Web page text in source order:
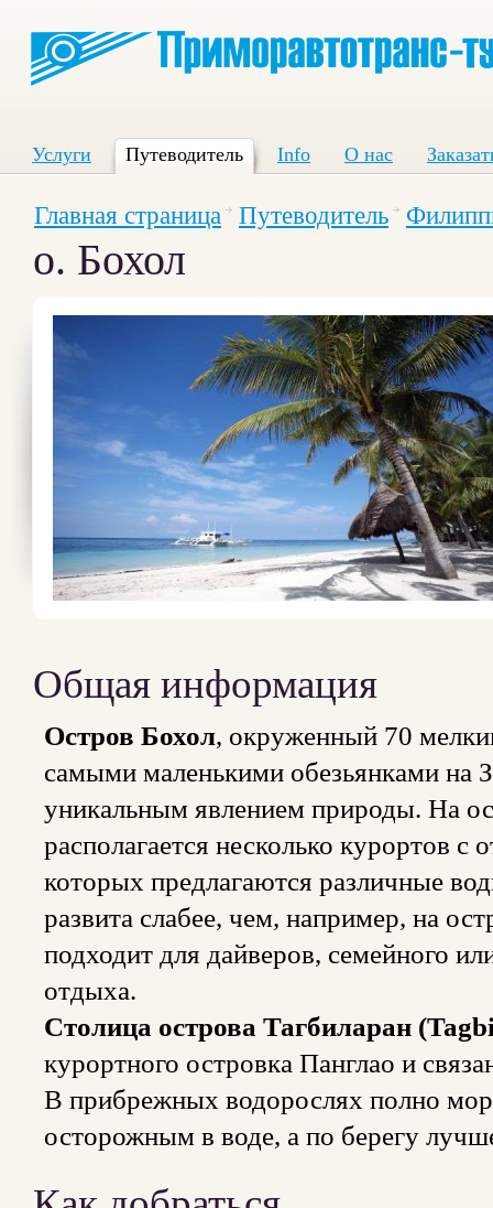
Услуги Путеводитель Info О нас
Главная страница Путеводитель
о. Бохол
Общая информация
Остров Бохол, окруженный 70
самыми маленькими обезьянками
уникальным явлением природы. На
располагается несколько курортов
которых предлагаются различные
развита слабее, чем, например, на
подходит для дайверов, семейного
отдыха.
Столица острова Тагбиларан
курортного островка Панглао и
В прибрежных водорослях полно
осторожным в воде, а по берегу